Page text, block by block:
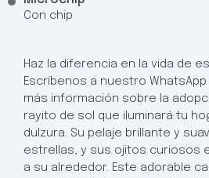
Con chip
Haz la diferencia en la vida de
Escríbenos a nuestro WhatsApp
más información sobre la
rayito de sol que iluminará tu
dulzura. Su pelaje brillante y
estrellas, y sus ojitos curiosos
a su alrededor. Este adorable